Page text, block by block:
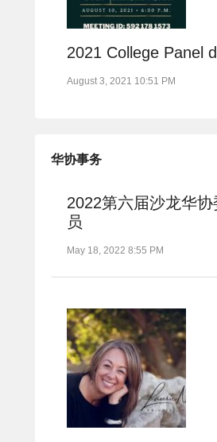
2021 College Panel
August 3, 2021 10:51 PM
华协事务
2022第六届沙龙华
员
May 18, 2022 8:55 PM